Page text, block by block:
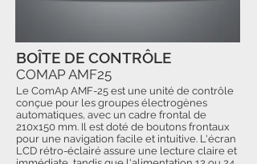
Le ComAp AMF-25 est une unité de contrôle
conçue pour les groupes électrogènes
automatiques, avec un cadre frontal de
210x150 mm. Il est doté de boutons frontaux
pour une navigation facile et intuitive. L'écran
LCD rétro-éclairé assure une lecture claire et
BOÎTE DE CONTRÔLE
COMAP AMF25